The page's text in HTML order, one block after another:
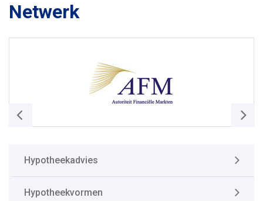
Netwerk
Hypotheekadvies
Hypotheekvormen